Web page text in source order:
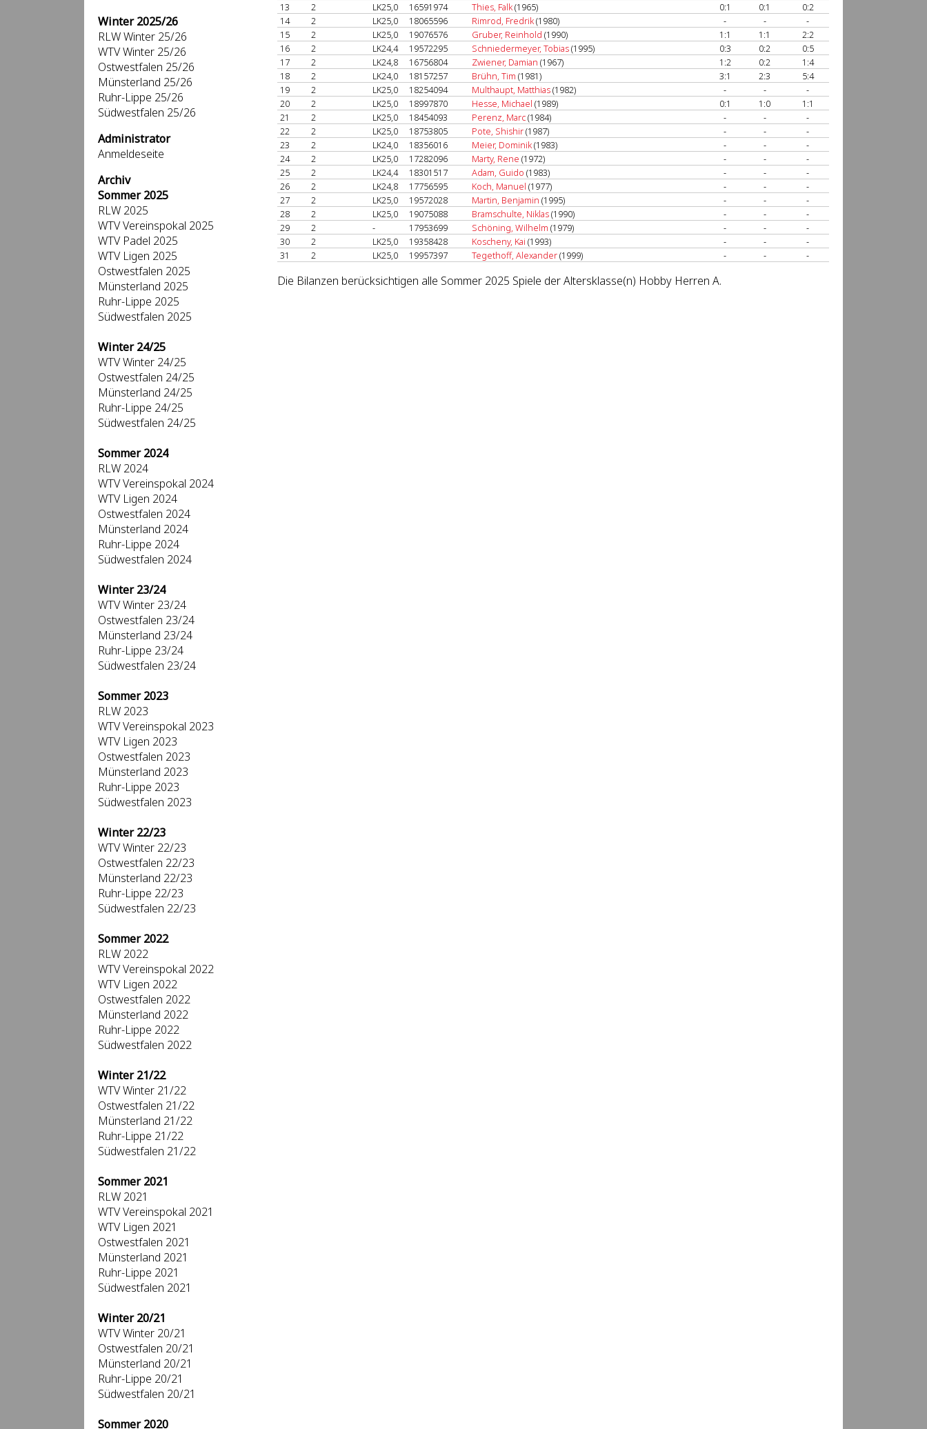
Winter 2025/26
RLW Winter 25/26
WTV Winter 25/26
Ostwestfalen 25/26
Münsterland 25/26
Ruhr-Lippe 25/26
Südwestfalen 25/26
Administrator
Anmeldeseite
Archiv
Sommer 2025
RLW 2025
WTV Vereinspokal 2025
WTV Padel 2025
WTV Ligen 2025
Ostwestfalen 2025
Münsterland 2025
Ruhr-Lippe 2025
Südwestfalen 2025
Winter 24/25
WTV Winter 24/25
Ostwestfalen 24/25
Münsterland 24/25
Ruhr-Lippe 24/25
Südwestfalen 24/25
Sommer 2024
RLW 2024
WTV Vereinspokal 2024
WTV Ligen 2024
Ostwestfalen 2024
Münsterland 2024
Ruhr-Lippe 2024
Südwestfalen 2024
Winter 23/24
WTV Winter 23/24
Ostwestfalen 23/24
Münsterland 23/24
Ruhr-Lippe 23/24
Südwestfalen 23/24
Sommer 2023
RLW 2023
WTV Vereinspokal 2023
WTV Ligen 2023
Ostwestfalen 2023
Münsterland 2023
Ruhr-Lippe 2023
Südwestfalen 2023
Winter 22/23
WTV Winter 22/23
Ostwestfalen 22/23
Münsterland 22/23
Ruhr-Lippe 22/23
Südwestfalen 22/23
Sommer 2022
RLW 2022
WTV Vereinspokal 2022
WTV Ligen 2022
Ostwestfalen 2022
Münsterland 2022
Ruhr-Lippe 2022
Südwestfalen 2022
Winter 21/22
WTV Winter 21/22
Ostwestfalen 21/22
Münsterland 21/22
Ruhr-Lippe 21/22
Südwestfalen 21/22
Sommer 2021
RLW 2021
WTV Vereinspokal 2021
WTV Ligen 2021
Ostwestfalen 2021
Münsterland 2021
Ruhr-Lippe 2021
Südwestfalen 2021
Winter 20/21
WTV Winter 20/21
Ostwestfalen 20/21
Münsterland 20/21
Ruhr-Lippe 20/21
Südwestfalen 20/21
Sommer 2020
13
2 LK25,0 16591974 Thies, Falk(1965) 0:1 0:1
0:2
14
2 LK25,0 18065596 Rimrod, Fredrik(1980) - -
-
15
2 LK25,0 19076576 Gruber, Reinhold (1990) 1:1 1:1
2:2
16
2 LK24,4 19572295 Schniedermeyer, Tobias(1995) 0:3 0:2
0:5
17
2 LK24,8 16756804 Zwiener, Damian (1967) 1:2 0:2
1:4
18
2 LK24,0 18157257 Brühn, Tim (1981) 3:1 2:3
5:4
19
2 LK25,0 18254094 Multhaupt, Matthias(1982) - -
-
20
2 LK25,0 18997870 Hesse, Michael (1989) 0:1 1:0
1:1
21
2 LK25,0 18454093 Perenz, Marc(1984) - -
-
22
2 LK25,0 18753805 Pote, Shishir(1987) - -
-
23
2 LK24,0 18356016 Meier, Dominik(1983) - -
-
24
2 LK25,0 17282096 Marty, Rene (1972) - -
-
25
2 LK24,4 18301517 Adam, Guido (1983) - -
-
26
2 LK24,8 17756595 Koch, Manuel (1977) - -
-
27
2 LK25,0 19572028 Martin, Benjamin (1995) - -
-
28
2 LK25,0 19075088 Bramschulte, Niklas(1990) - -
-
29
2 - 17953699 Schöning, Wilhelm (1979) - -
-
30
2 LK25,0 19358428 Koscheny, Kai (1993) - -
-
31
2 LK25,0 19957397 Tegethoff, Alexander(1999) - - -
Die Bilanzen berücksichtigen alle Sommer 2025 Spiele der Altersklasse(n) Hobby Herren A.